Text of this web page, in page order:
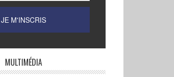
MULTIMÉDIA